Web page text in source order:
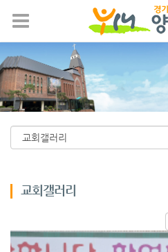
메뉴 건
교회갤러리